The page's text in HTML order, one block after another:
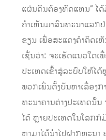
ແຜ່ນດິນຕ້ອງທົດແທນ” ໄ
ຄໍາເຫັນມາສົນທະນາແລກ
ຂຽນ ເພື່ອສະແດງຄໍາຄິດ
ເຊັ່ນວ່າ: ຈະເຮັດແນວໃດເ
ປະເທດເຂົ້າສູ່ລະບົບໃຫ້ໄດ້
ພວກເພິ່ນຕັ້ງບັນຫາເລື່ອງກ
ທະນາຄານຕ່າງປະເທດນັ້ນ
ໄດ້ ຫຼາຍປະເທດໃນໂລກ
ຫາມາໄດ້ນໍາໄປຝາກທະນາ